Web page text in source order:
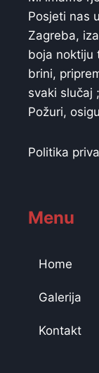
Posjeti nas
Zagreba,
boja noktiju
brini,
svaki slučaj
Požuri,
Politika
Menu
Home
Galerija
Kontakt